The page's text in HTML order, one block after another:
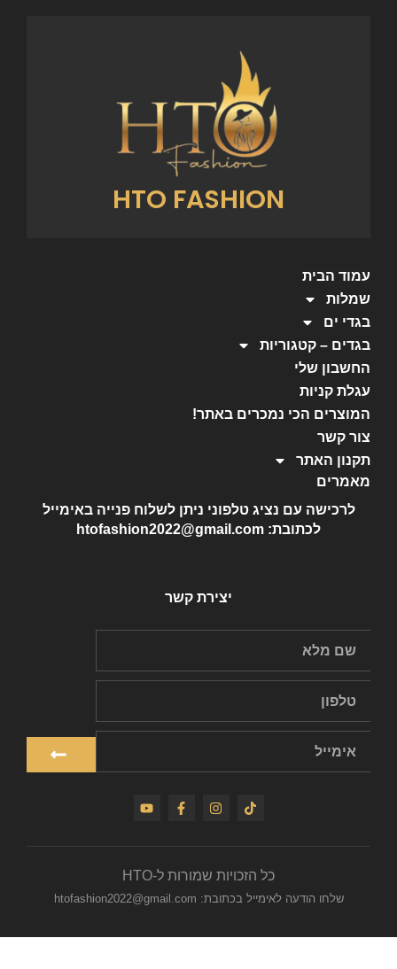
HTO FASHION
עמוד הבית
שמלות
בגדי ים
בגדים – קטגוריות
החשבון שלי
עגלת קניות
המוצרים הכי נמכרים באתר!
צור קשר
תקנון האתר
מאמרים
לרכישה עם נציג טלפוני ניתן לשלוח פנייה באימייל
לכתובת: htofashion2022@gmail.com
יצירת קשר
כל הזכויות שמורות ל-HTO
שלחו הודעה לאימייל בכתובת: htofashion2022@gmail.com